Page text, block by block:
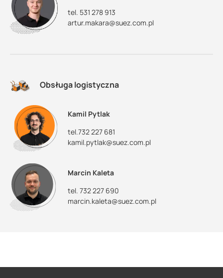
tel. 531 278 913
artur.makara@suez.com.pl
Obsługa logistyczna
Kamil Pytlak
tel.732 227 681
kamil.pytlak@suez.com.pl
Marcin Kaleta
tel. 732 227 690
marcin.kaleta@suez.com.pl